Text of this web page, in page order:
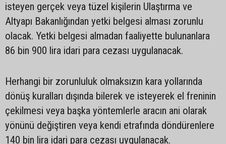
isteyen gerçek veya tüzel kişilerin Ulaştırma ve
Altyapı Bakanlığından yetki belgesi alması zorunlu
olacak. Yetki belgesi almadan faaliyette bulunanlara
86 bin 900 lira idari para cezası uygulanacak.
Herhangi bir zorunluluk olmaksızın kara yollarında
dönüş kuralları dışında bilerek ve isteyerek el freninin
çekilmesi veya başka yöntemlerle aracın ani olarak
yönünü değiştiren veya kendi etrafında döndürenlere
140 bin lira idari para cezası uygulanacak.